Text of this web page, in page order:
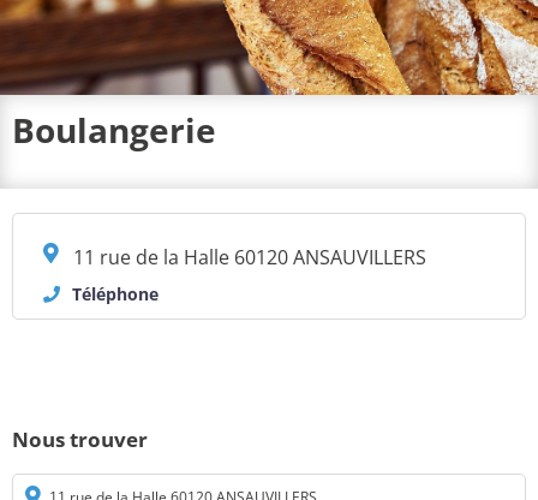
Boulangerie
11 rue de la Halle 60120 ANSAUVILLERS
Téléphone
Nous trouver